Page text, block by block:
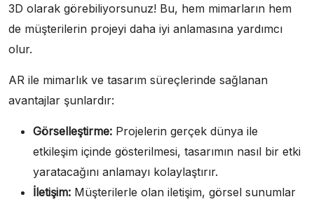
3D olarak görebiliyorsunuz! Bu, hem mimarların hem
de müşterilerin projeyi daha iyi anlamasına yardımcı
olur.
AR ile mimarlık ve tasarım süreçlerinde sağlanan
avantajlar şunlardır:
Görselleştirme: Projelerin gerçek dünya ile
etkileşim içinde gösterilmesi, tasarımın nasıl bir etki
yaratacağını anlamayı kolaylaştırır.
İletişim: Müşterilerle olan iletişim, görsel sunumlar